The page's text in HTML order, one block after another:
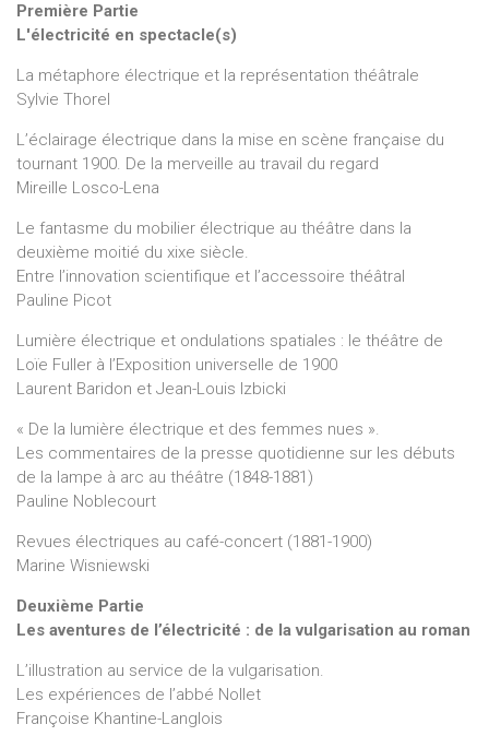
Première Partie
L'électricité en spectacle(s)
La métaphore électrique et la représentation théâtrale
Sylvie Thorel
L’éclairage électrique dans la mise en scène française du
tournant 1900. De la merveille au travail du regard
Mireille Losco-Lena
Le fantasme du mobilier électrique au théâtre dans la
deuxième moitié du xixe siècle.
Entre l’innovation scientifique et l’accessoire théâtral
Pauline Picot
Lumière électrique et ondulations spatiales : le théâtre de
Loïe Fuller à l’Exposition universelle de 1900
Laurent Baridon et Jean-Louis Izbicki
« De la lumière électrique et des femmes nues ».
Les commentaires de la presse quotidienne sur les débuts
de la lampe à arc au théâtre (1848-1881)
Pauline Noblecourt
Revues électriques au café-concert (1881-1900)
Marine Wisniewski
Deuxième Partie
Les aventures de l’électricité : de la vulgarisation au roman
L’illustration au service de la vulgarisation.
Les expériences de l’abbé Nollet
Françoise Khantine-Langlois